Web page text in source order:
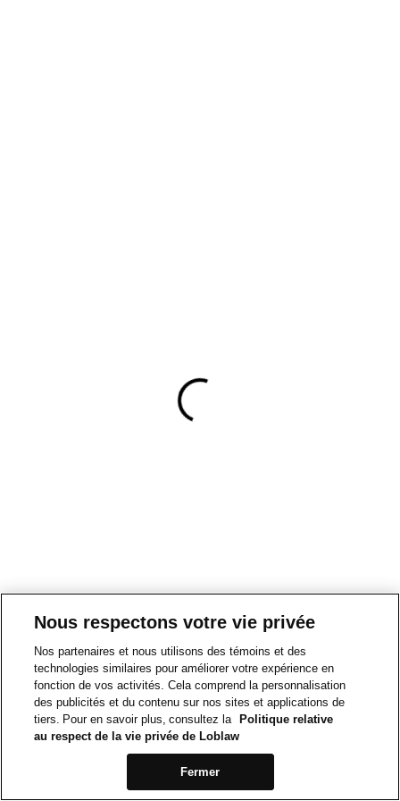
Nous respectons votre vie privée
Nos partenaires et nous utilisons des témoins et des
technologies similaires pour améliorer votre expérience en
fonction de vos activités. Cela comprend la personnalisation
des publicités et du contenu sur nos sites et applications de
tiers. Pour en savoir plus, consultez la
Politique relative
au respect de la vie privée de Loblaw
Fermer